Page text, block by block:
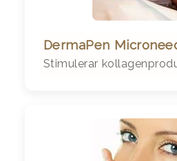
DermaPen
Stimulerar